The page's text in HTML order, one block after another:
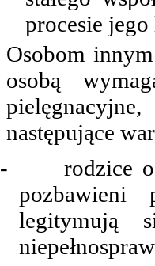
procesie
Osobom
osobą
następujące
-
rodzice
pozbawieni
legitymują